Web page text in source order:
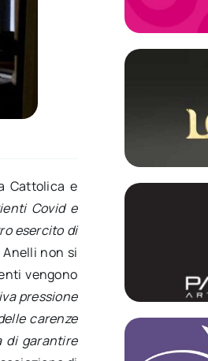
Cattolica e
Covid e
esercito di
Anelli non si
vengono
pressione
carenze
di garantire